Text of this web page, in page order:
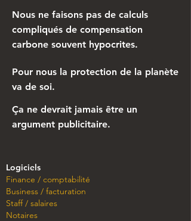
Nous ne faisons pas de calculs
compliqués de compensation
carbone souvent hypocrites.
Pour nous la protection de la planète
va de soi.
Ça ne devrait jamais être un
argument publicitaire.
Logiciels
Finance / comptabilité
Business / facturation
Staff / salaires
Notaires